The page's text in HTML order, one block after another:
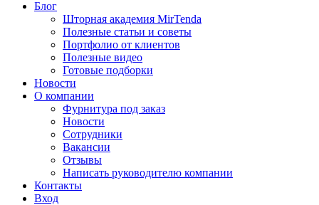
Блог
Шторная академия MirTenda
Полезные статьи и советы
Портфолио от клиентов
Полезные видео
Готовые подборки
Новости
О компании
Фурнитура под заказ
Новости
Сотрудники
Вакансии
Отзывы
Написать руководителю компании
Контакты
Вход